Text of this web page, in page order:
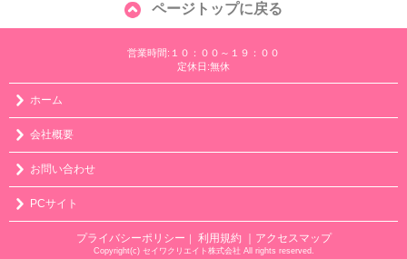
ページトップに戻る
営業時間:１０：００～１９：００
定休日:無休
ホーム
会社概要
お問い合わせ
PCサイト
プライバシーポリシー 利用規約 ｜アクセスマップ
Copyright(c) セイワクリエイト株式会社 All rights reserved.